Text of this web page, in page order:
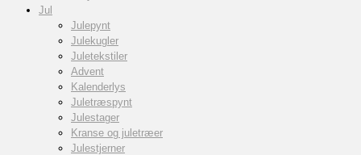
Jul
Julepynt
Julekugler
Juletekstiler
Advent
Kalenderlys
Juletræspynt
Julestager
Kranse og juletræer
Julestjerner